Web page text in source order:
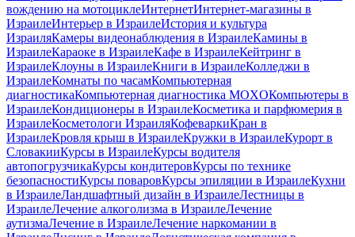
вождению на мотоциклеИнтернетИнтернет-магазины в
ИзраилеИнтерьер в ИзраилеИстория и культура
ИзраиляКамеры видеонаблюдения в ИзраилеКамины в
ИзраилеКараоке в ИзраилеКафе в ИзраилеКейтринг в
ИзраилеКлоуны в ИзраилеКниги в ИзраилеКолледжи в
ИзраилеКомнаты по часамКомпьютерная
диагностикаКомпьютерная диагностика MOXOКомпьютеры в
ИзраилеКондиционеры в ИзраилеКосметика и парфюмерия в
ИзраилеКосметологи ИзраиляКофеваркиКран в
ИзраилеКровля крыш в ИзраилеКружки в ИзраилеКурорт в
СловакииКурсы в ИзраилеКурсы водителя
автопогрузчикаКурсы кондитеровКурсы по технике
безопасностиКурсы поваровКурсы эпиляции в ИзраилеКухни
в ИзраилеЛандшафтный дизайн в ИзраилеЛестницы в
ИзраилеЛечение алкоголизма в ИзраилеЛечение
аутизмаЛечение в ИзраилеЛечение наркомании в